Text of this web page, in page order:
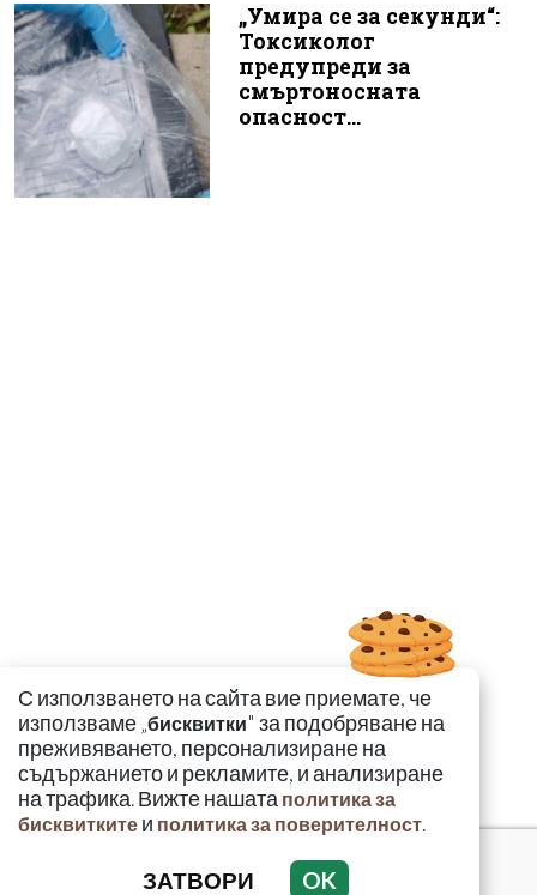
„Умира се за секунди“:
Токсиколог
предупреди за
смъртоносната
опасност...
С използването на сайта вие приемате, че
използваме „бисквитки" за подобряване на
преживяването, персонализиране на
съдържанието и рекламите, и анализиране
на трафика. Вижте нашата политика за
бисквитките и политика за поверителност.
ЗАТВОРИ OK